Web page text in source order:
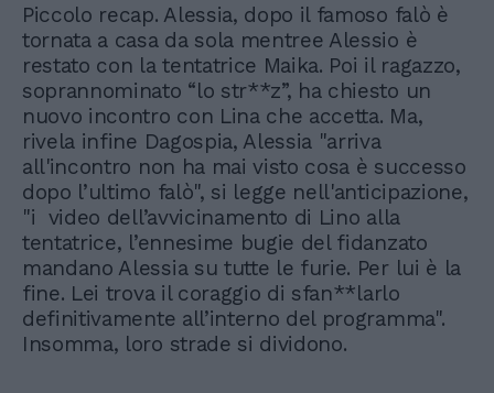
Piccolo recap. Alessia, dopo il famoso falò è
tornata a casa da sola mentree Alessio è
restato con la tentatrice Maika. Poi il ragazzo,
soprannominato “lo str**z”, ha chiesto un
nuovo incontro con Lina che accetta. Ma,
rivela infine Dagospia, Alessia "arriva
all'incontro non ha mai visto cosa è successo
dopo l’ultimo falò", si legge nell'anticipazione,
"i video dell’avvicinamento di Lino alla
tentatrice, l’ennesime bugie del fidanzato
mandano Alessia su tutte le furie. Per lui è la
fine. Lei trova il coraggio di sfan**larlo
definitivamente all’interno del programma".
Insomma, loro strade si dividono.